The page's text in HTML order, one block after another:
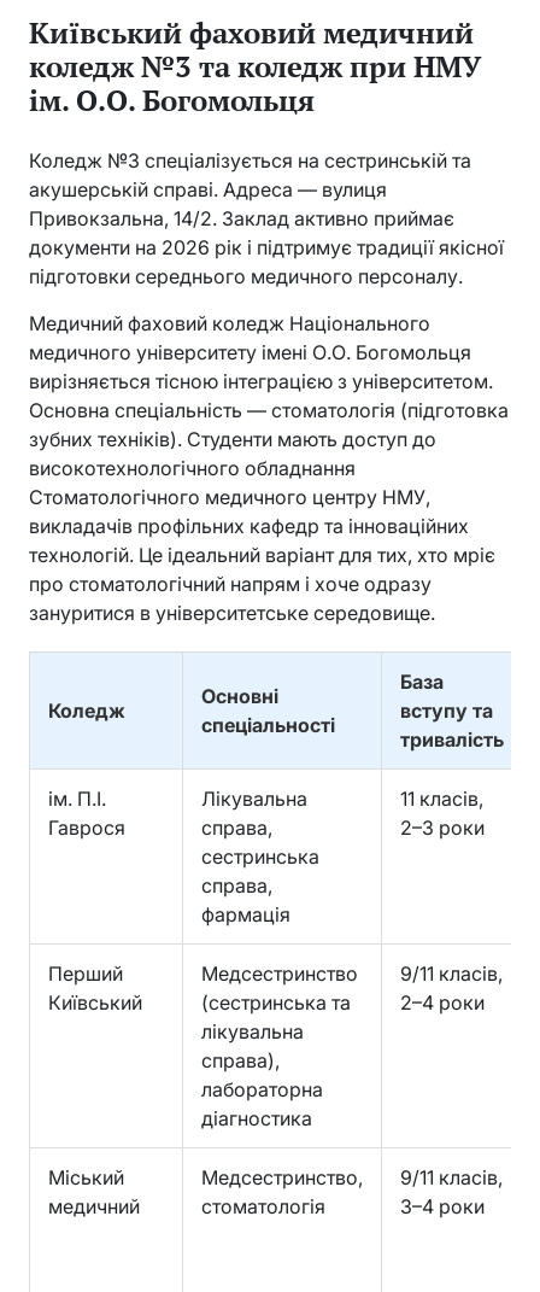
Київський фаховий медичний
коледж №3 та коледж при НМУ
ім. О.О. Богомольця
Коледж №3 спеціалізується на сестринській та
акушерській справі. Адреса — вулиця
Привокзальна, 14/2. Заклад активно приймає
документи на 2026 рік і підтримує традиції якісної
підготовки середнього медичного персоналу.
Медичний фаховий коледж Національного
медичного університету імені О.О. Богомольця
вирізняється тісною інтеграцією з університетом.
Основна спеціальність — стоматологія (підготовка
зубних техніків). Студенти мають доступ до
високотехнологічного обладнання
Стоматологічного медичного центру НМУ,
викладачів профільних кафедр та інноваційних
технологій. Це ідеальний варіант для тих, хто мріє
про стоматологічний напрям і хоче одразу
зануритися в університетське середовище.
Коледж
Основні
спеціальності
База
вступу та
тривалість
ім. П.І.
Гаврося
Лікувальна
справа,
сестринська
справа,
фармація
11 класів,
2–3 роки
Перший
Київський
Медсестринство
(сестринська та
лікувальна
справа),
лабораторна
діагностика
9/11 класів,
2–4 роки
Міський
медичний
Медсестринство,
стоматологія
9/11 класів,
3–4 роки